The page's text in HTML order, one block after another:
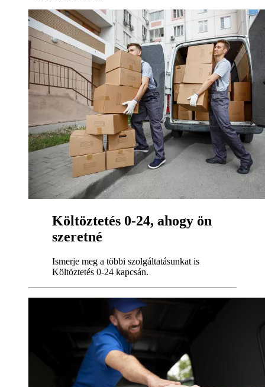
Költöztetés 0-24, ahogy ön
szeretné
Ismerje meg a többi szolgáltatásunkat is
Költöztetés 0-24 kapcsán.